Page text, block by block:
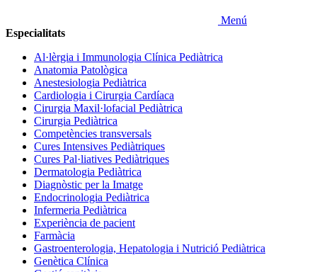
Menú
Especialitats
Al·lèrgia i Immunologia Clínica Pediàtrica
Anatomia Patològica
Anestesiologia Pediàtrica
Cardiologia i Cirurgia Cardíaca
Cirurgia Maxil·lofacial Pediàtrica
Cirurgia Pediàtrica
Competències transversals
Cures Intensives Pediàtriques
Cures Pal·liatives Pediàtriques
Dermatologia Pediàtrica
Diagnòstic per la Imatge
Endocrinologia Pediàtrica
Infermeria Pediàtrica
Experiència de pacient
Farmàcia
Gastroenterologia, Hepatologia i Nutrició Pediàtrica
Genètica Clínica